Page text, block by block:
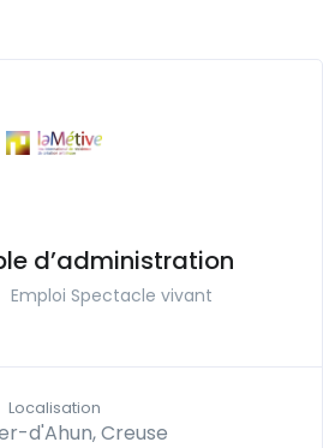
d’administration
Emploi Spectacle vivant
Localisation
d'Ahun, Creuse